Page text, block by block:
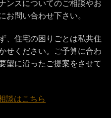
ンスについてのご相談やお
お問い合わせ下さい。
、住宅の困りごとは私共住
せください。ご予算に合わ
望に沿ったご提案をさせて
談はこちら